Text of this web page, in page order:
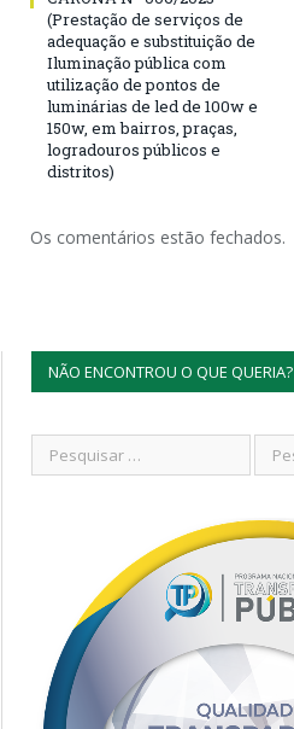
(Prestação de serviços de
adequação e substituição de
Iluminação pública com
utilização de pontos de
luminárias de led de 100w e
150w, em bairros, praças,
logradouros públicos e
distritos)
Os comentários estão fechados.
NÃO ENCONTROU O QUE QUERIA?